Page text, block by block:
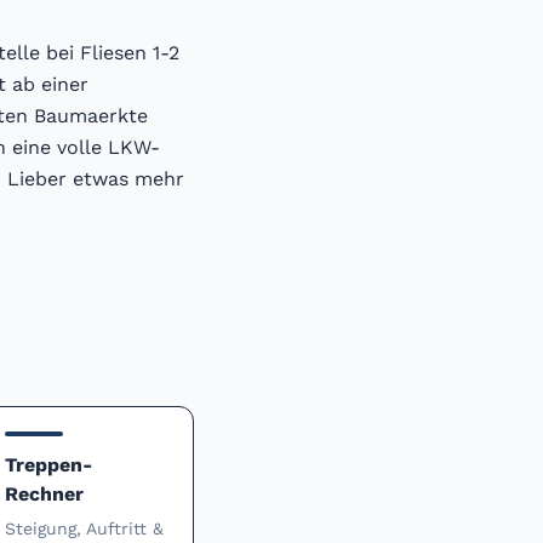
bei Fliesen 1-2
ab einer
Baumaerkte
eine volle LKW-
Lieber etwas mehr
Treppen-
Rechner
Steigung, Auftritt &